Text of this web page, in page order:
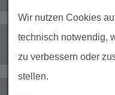
Wir nutzen Cookies
technisch notwendig,
zu verbessern oder
stellen.